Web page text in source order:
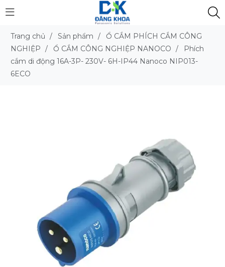
Trang chủ / Sản phẩm /
Ổ CẮM PHÍCH CẮM CÔNG
NGHIỆP / Ổ CẮM CÔNG NGHIỆP NANOCO /
Phích
cắm di động 16A-3P- 230V- 6H-IP44 Nanoco NIP013-
6ECO